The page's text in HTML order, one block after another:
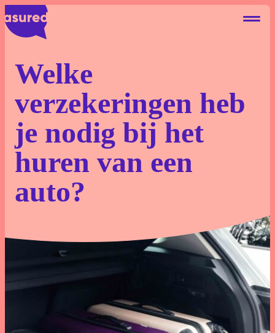
Autohuur Eigen Risico
Deelauto Eigen Risico
Camperhuur Eigen Risico
Over ons
Download documenten
Voorwaarden
Welke
verzekeringen heb
je nodig bij het
huren van een
auto?